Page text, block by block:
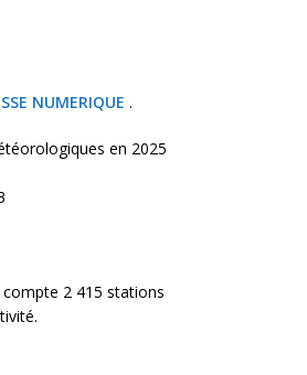
NUMERIQUE .
en 2025
compte 2 415 stations